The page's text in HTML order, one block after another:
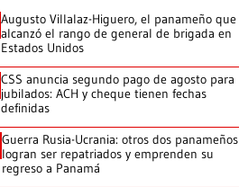
Augusto Villalaz-Higuero, el panameño que
alcanzó el rango de general de brigada en
Estados Unidos
CSS anuncia segundo pago de agosto para
jubilados: ACH y cheque tienen fechas
definidas
Guerra Rusia-Ucrania: otros dos panameños
logran ser repatriados y emprenden su
regreso a Panamá